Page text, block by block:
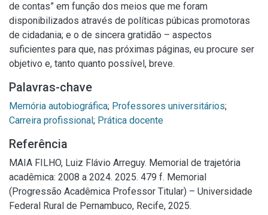
de contas” em função dos meios que me foram
disponibilizados através de políticas púbicas promotoras
de cidadania; e o de sincera gratidão – aspectos
suficientes para que, nas próximas páginas, eu procure ser
objetivo e, tanto quanto possível, breve.
Palavras-chave
Memória autobiográfica; Professores universitários;
Carreira profissional; Prática docente
Referência
MAIA FILHO, Luiz Flávio Arreguy. Memorial de trajetória
acadêmica: 2008 a 2024. 2025. 479 f. Memorial
(Progressão Acadêmica Professor Titular) – Universidade
Federal Rural de Pernambuco, Recife, 2025.